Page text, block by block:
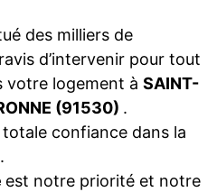
des milliers de
d’intervenir pour tout
votre logement à SAINT-
(91530) .
confiance dans la
est notre priorité et notre